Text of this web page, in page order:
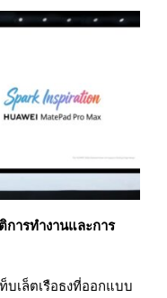
ารทำงานและการ
บเล็ตเรือธงที่ออกแบบ